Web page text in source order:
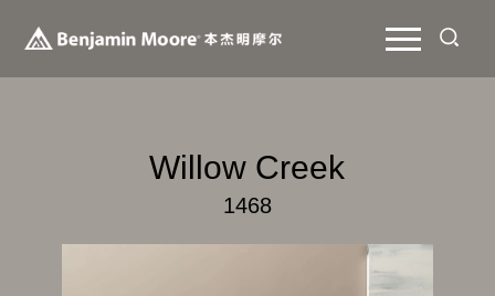
Willow Creek
1468